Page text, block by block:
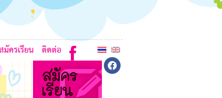
มัครเรียน ติดต่อ
facebook
F